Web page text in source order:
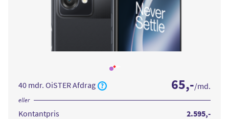
Læs
CE
65,-/md.
40 mdr. OiSTER Afdrag
eller
2.595,-
Kontantpris